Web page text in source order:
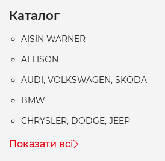
Каталог
AISIN WARNER
ALLISON
AUDI, VOLKSWAGEN, SKODA
BMW
CHRYSLER, DODGE, JEEP
Показати всі